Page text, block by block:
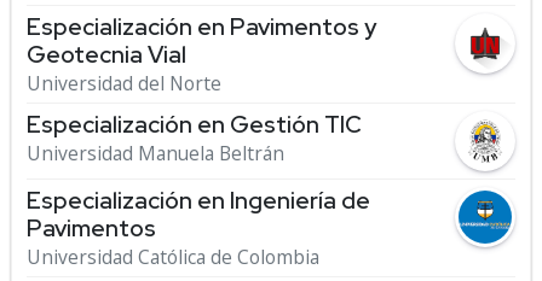
Especialización en Pavimentos y
Geotecnia Vial
Universidad del Norte
Especialización en Gestión TIC
Universidad Manuela Beltrán
Especialización en Ingeniería de
Pavimentos
Universidad Católica de Colombia